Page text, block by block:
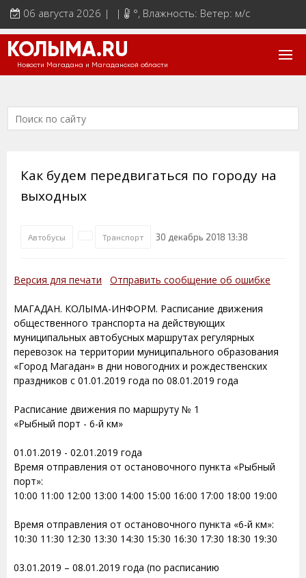
06 августа 2026 | | °, Влажность: Ветер: м/с
КОЛЫМА.RU
Новости Магадана и Магаданской области
Как будем передвигаться по городу на
выходных
Автобусы Транспорт 30 декабрь 2018 13:38
Версия для печати Отправить сообщение об ошибке
МАГАДАН. КОЛЫМА-ИНФОРМ. Расписание движения
общественного транспорта на действующих
муниципальных автобусных маршрутах регулярных
перевозок на территории муниципального образования
«Город Магадан» в дни новогодних и рождественских
праздников с 01.01.2019 года по 08.01.2019 года
Расписание движения по маршруту № 1
«Рыбный порт - 6-й км»
01.01.2019 - 02.01.2019 года
Время отправления от остановочного пункта «Рыбный
порт»:
10:00 11:00 12:00 13:00 14:00 15:00 16:00 17:00 18:00 19:00
Время отправления от остановочного пункта «6-й км»:
10:30 11:30 12:30 13:30 14:30 15:30 16:30 17:30 18:30 19:30
03.01.2019 – 08.01.2019 года (по расписанию